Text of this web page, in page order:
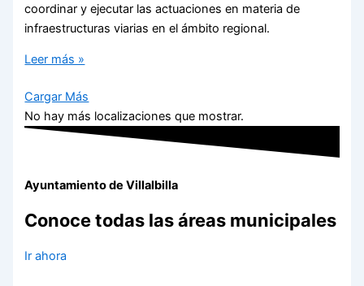
coordinar y ejecutar las actuaciones en materia de
infraestructuras viarias en el ámbito regional.
Leer más »
Cargar Más
No hay más localizaciones que mostrar.
Ayuntamiento de Villalbilla
Conoce todas las áreas municipales
Ir ahora